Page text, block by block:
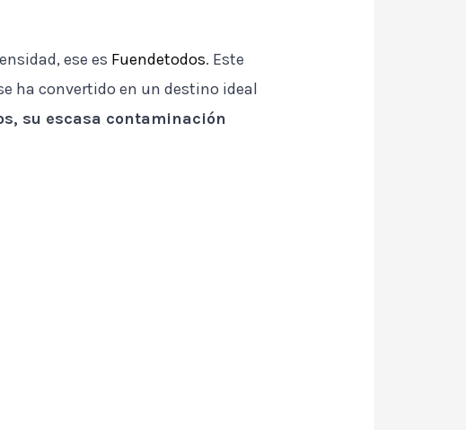
ese es Fuendetodos. Este
ha convertido en un destino ideal
su escasa contaminación